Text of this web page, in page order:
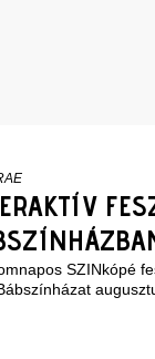
SZINkópé